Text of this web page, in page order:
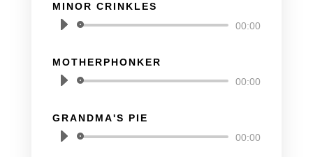
MINOR CRINKLES
Audio-
00:00
MOTHERPHONKER
Audio-
00:00
GRANDMA'S PIE
Audio-
00:00